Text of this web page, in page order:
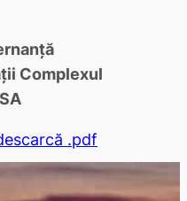
Complexul
.pdf